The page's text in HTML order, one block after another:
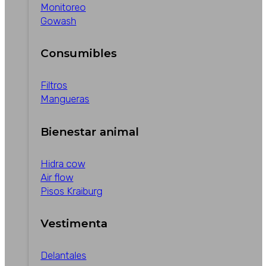
Monitoreo
Gowash
Consumibles
Filtros
Mangueras
Bienestar animal
Hidra cow
Air flow
Pisos Kraiburg
Vestimenta
Delantales